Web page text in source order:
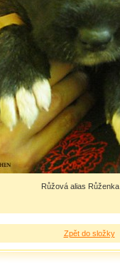
Růžová alias Růženka
Zpět do složky